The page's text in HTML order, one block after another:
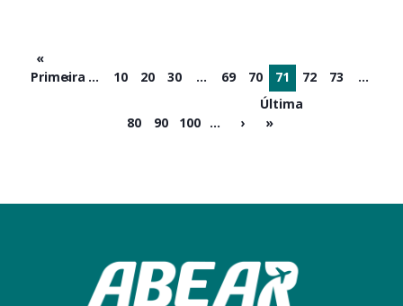
«
Primeira
‹ ... 10 20 30 ... 69 70 71 72 73 ...
80 90 100 ... ›
Última
»